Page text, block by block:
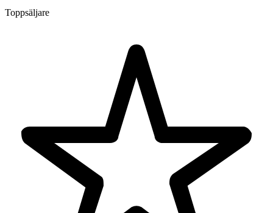
Toppsäljare